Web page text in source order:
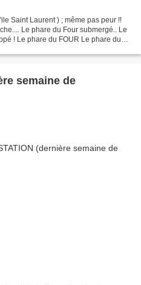
Saint Laurent ) ; même pas peur !!
Le phare du Four submergé.. Le
! Le phare du FOUR Le phare du